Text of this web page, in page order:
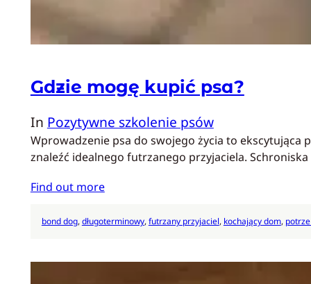
Gdzie mogę kupić psa?
In Pozytywne szkolenie psów
Wprowadzenie psa do swojego życia to ekscytująca
znaleźć idealnego futrzanego przyjaciela.
Find out more
bond dog, długoterminowy, futrzany przyjaciel, kochający dom,